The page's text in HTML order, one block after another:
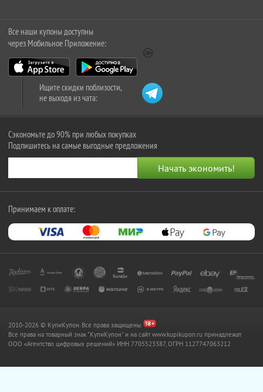
Все наши купоны доступны
через Мобильное Приложение:
Ищите скидки поблизости,
не выходя из чата:
Сэкономьте до 90% при любых покупках
Подпишитесь на самые выгодные предложения
Принимаем к оплате:
2010-2026 © КупиКупон. Все права защищены.
Все права на товарный знак "КупиКупон" и на сайт www.kupikupon.ru принадлежат
OOO «Агентство цифровых решений» ИНН 7705523387, ОГРН 1127747063212